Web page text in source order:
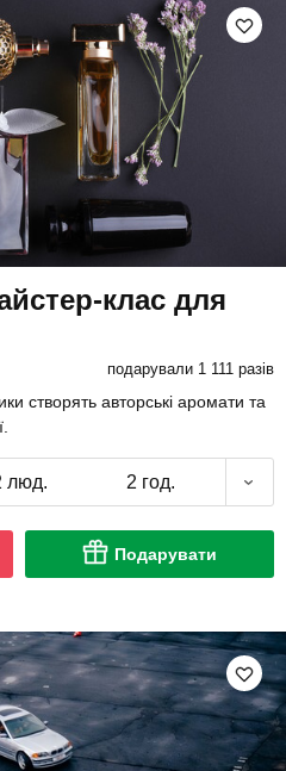
клас для
подарували 1 111 разів
створять авторські аромати та
люд. 2 год.
Подарувати